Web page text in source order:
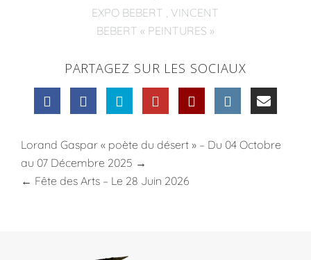
EXPO BEBERT
VINCENT
BEBERT « PEINTURES »
PARTAGEZ SUR LES SOCIAUX
Lorand Gaspar « poète du désert » – Du 04 Octobre
au 07 Décembre 2025 →
← Fête des Arts – Le 28 Juin 2026